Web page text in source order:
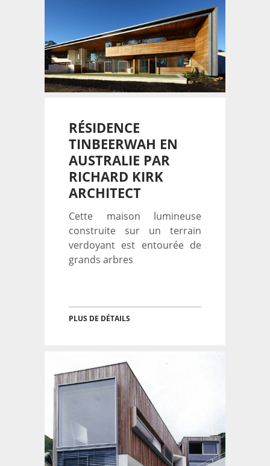
RÉSIDENCE
TINBEERWAH EN
AUSTRALIE PAR
RICHARD KIRK
ARCHITECT
Cette maison lumineuse
construite sur un terrain
verdoyant est entourée de
grands arbres
PLUS DE DÉTAILS